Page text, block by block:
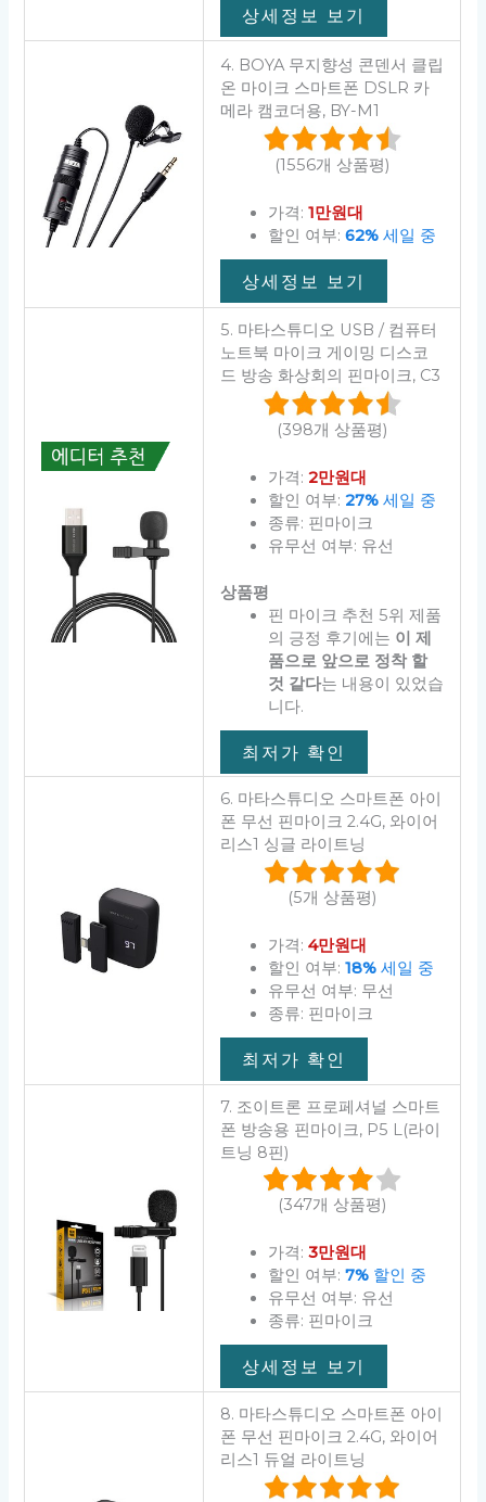
상세정보 보기
4. BOYA 무지향성 콘덴서 클립
온 마이크 스마트폰 DSLR 카
메라 캠코더용, BY-M1
(1556개 상품평)
가격: 1만원대
할인 여부: 62%세일 중
상세정보 보기
5. 마타스튜디오 USB / 컴퓨터
노트북 마이크 게이밍 디스코
드 방송 화상회의 핀마이크, C3
(398개 상품평)
가격: 2만원대
할인 여부: 27%세일 중
종류: 핀마이크
유무선 여부: 유선
상품평
핀 마이크 추천 5위 제품
의 긍정 후기에는 이 제
품으로 앞으로 정착 할
것 같다는 내용이 있었습
니다.
최저가 확인
6. 마타스튜디오 스마트폰 아이
폰 무선 핀마이크 2.4G, 와이어
리스1 싱글 라이트닝
(5개 상품평)
가격: 4만원대
할인 여부: 18%세일 중
유무선 여부: 무선
종류: 핀마이크
최저가 확인
7. 조이트론 프로페셔널 스마트
폰 방송용 핀마이크, P5 L(라이
트닝 8핀)
(347개 상품평)
가격: 3만원대
할인 여부: 7%할인 중
유무선 여부: 유선
종류: 핀마이크
상세정보 보기
8. 마타스튜디오 스마트폰 아이
폰 무선 핀마이크 2.4G, 와이어
리스1 듀얼 라이트닝